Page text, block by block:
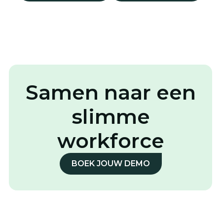
Samen naar een
slimme
workforce
BOEK JOUW DEMO